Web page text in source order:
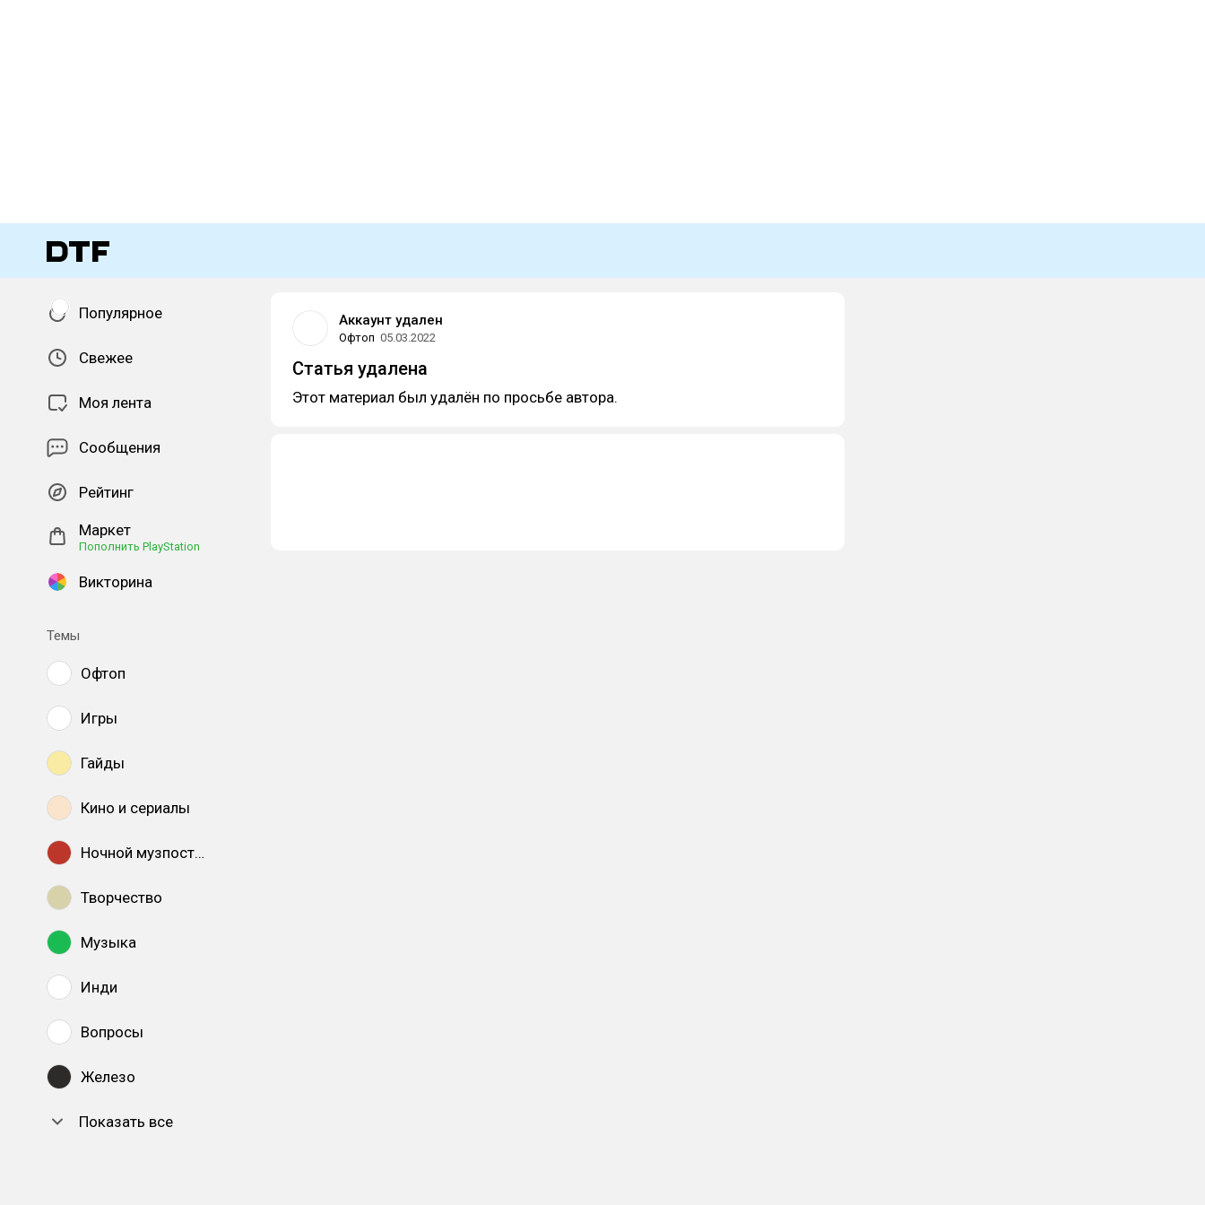
Популярное
Свежее
Моя лента
Сообщения
Рейтинг
Маркет
Пополнить PlayStation
Викторина
Темы
Офтоп
Игры
Гайды
Кино и сериалы
Ночной музпостинг
Творчество
Музыка
Инди
Вопросы
Железо
Показать все
Аккаунт удален
Офтоп 05.03.2022
Статья удалена
Этот материал был удалён по просьбе автора.